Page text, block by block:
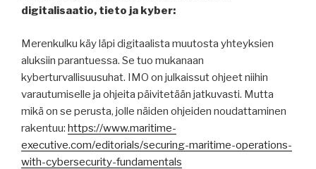
digitalisaatio, tieto ja kyber:
Merenkulku käy läpi digitaalista muutosta yhteyksien
aluksiin parantuessa. Se tuo mukanaan
kyberturvallisuusuhat. IMO on julkaissut ohjeet niihin
varautumiselle ja ohjeita päivitetään jatkuvasti. Mutta
mikä on se perusta, jolle näiden ohjeiden noudattaminen
rakentuu: https://www.maritime-
executive.com/editorials/securing-maritime-operations-
with-cybersecurity-fundamentals